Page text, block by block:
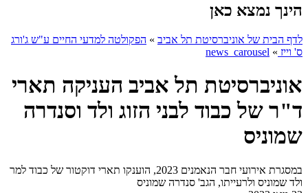
הינך נמצא כאן
לדף הבית של אוניברסיטת תל אביב » הפקולטה למדעי החיים ע"ש ג'ורג
ס' וייז »
news_carousel
אוניברסיטת תל אביב העניקה תארי
ד"ר של כבוד לבני הזוג ולד וסנדרה
שמוניס
במסגרת אירועי חבר הנאמנים 2023, הוענקו תארי דוקטור של כבוד למר
ולד שמוניס ולרעייתו, הגב' סנדרה שמוניס